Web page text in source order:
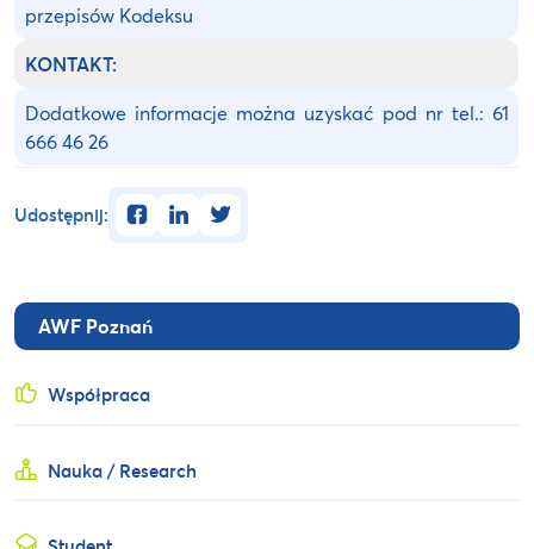
AWF Poznań
Współpraca
Nauka / Research
przepisów Kodeksu
KONTAKT:
Dodatkowe informacje można uzyskać pod nr tel.: 61
666 46 26
Udostępnij: facebooklinkedintwitter